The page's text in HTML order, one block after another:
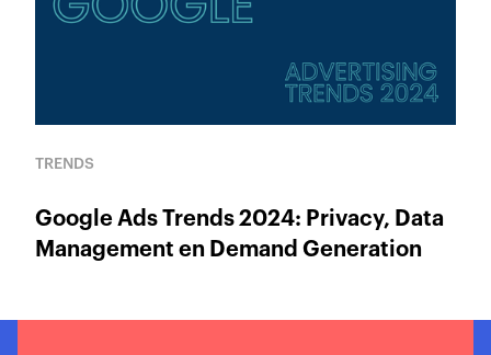
TRENDS
Google Ads Trends 2024: Privacy, Data
Management en Demand Generation